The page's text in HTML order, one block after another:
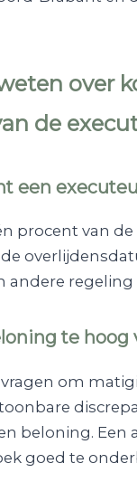
over
de
een
procent van de
andere regeling
te hoog
om
beloning. Een
goed te